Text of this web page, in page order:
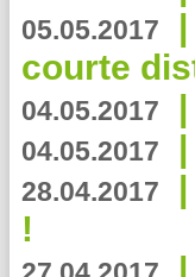
05.05.2017 |
courte
04.05.2017 |
04.05.2017 |
28.04.2017 |
!